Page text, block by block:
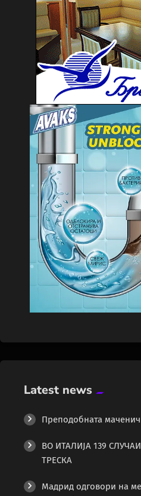
Latest news
Преподобната
ВО ИТАЛИЈА 139
ТРЕСКА
Мадрид одговори на